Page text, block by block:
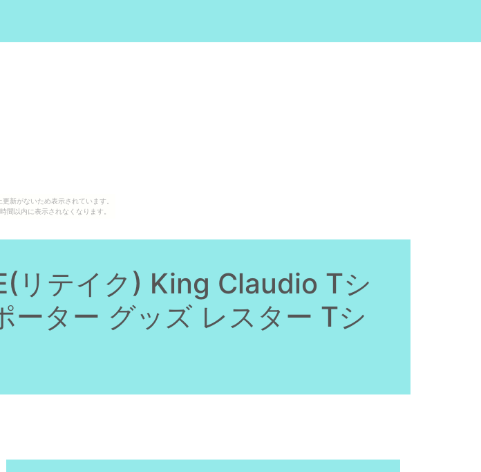
新がないため表示されています。
間以内に表示されなくなります。
テイク) King Claudio Tシ
ーター グッズ レスター Tシ